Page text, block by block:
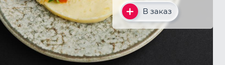
В заказ